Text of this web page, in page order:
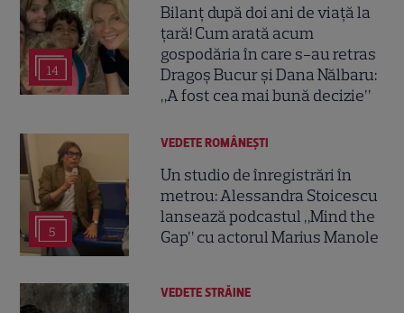
14
Bilanț după doi ani de viață la
țară! Cum arată acum
gospodăria în care s-au retras
Dragoș Bucur și Dana Nălbaru:
„A fost cea mai bună decizie”
5
VEDETE ROMÂNEŞTI
Un studio de înregistrări în
metrou: Alessandra Stoicescu
lansează podcastul „Mind the
Gap” cu actorul Marius Manole
VEDETE STRĂINE